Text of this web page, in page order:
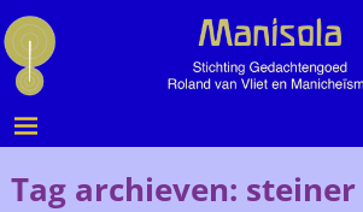
Tag archieven: steiner